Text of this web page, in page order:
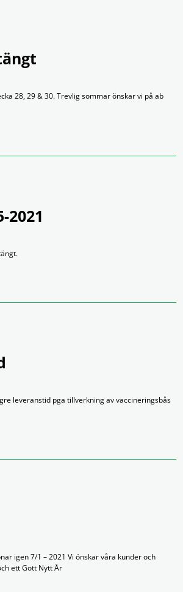
28, 29 & 30. Trevlig sommar önskar vi på ab
2021
leveranstid pga tillverkning av vaccineringsbås
igen 7/1 – 2021 Vi önskar våra kunder och
ett Gott Nytt År